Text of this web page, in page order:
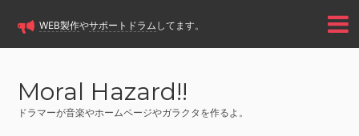
WEB製作やサポートドラム してます。
Moral Hazard!!
ドラマーが音楽やホームページやガラクタを作るよ。